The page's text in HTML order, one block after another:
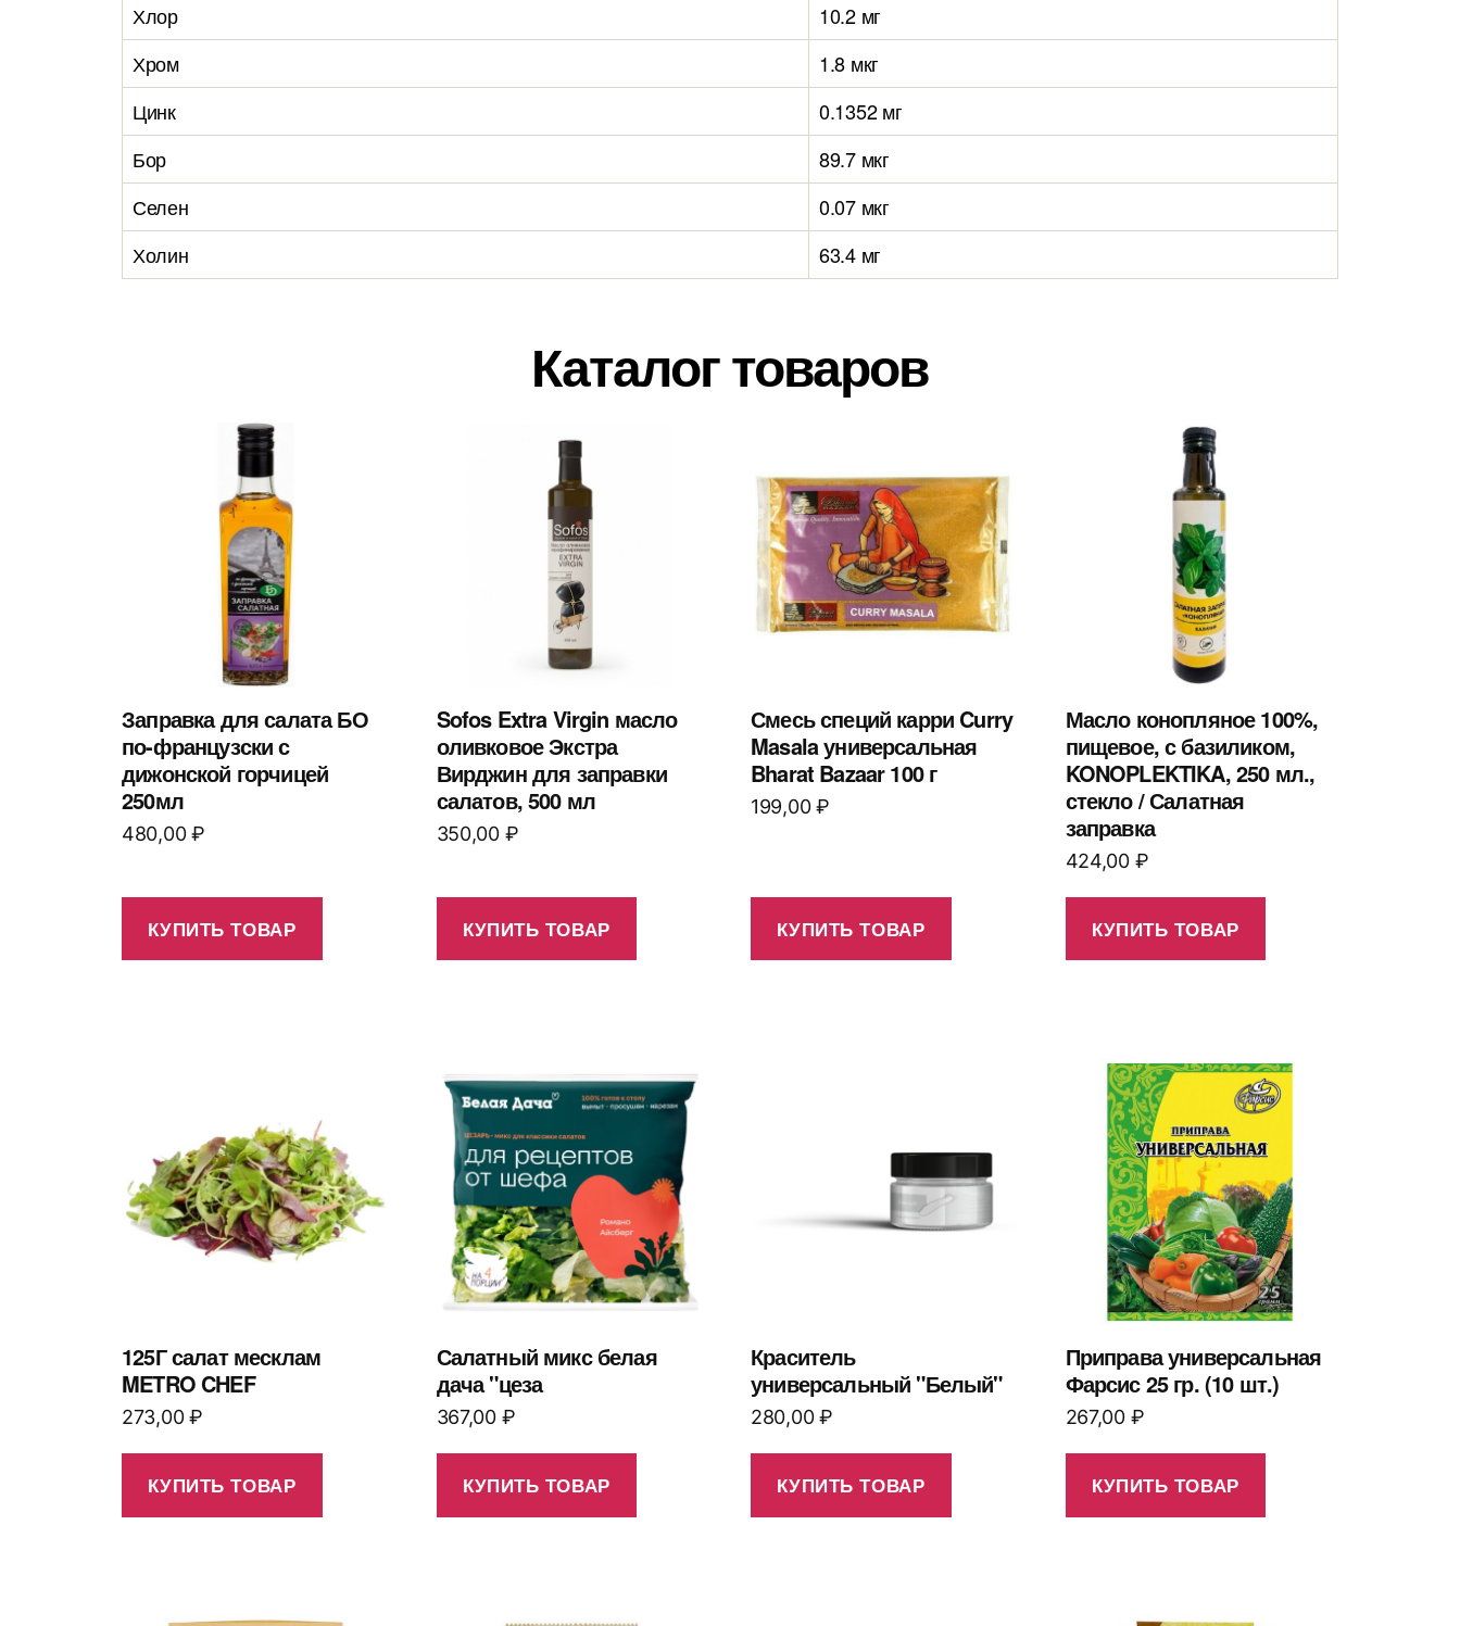
Хлор
10.2 мг
Хром
1.8 мкг
Цинк
0.1352 мг
Бор
89.7 мкг
Селен
0.07 мкг
Холин
63.4 мг
Каталог товаров
Заправка для салата БО
по-французски с
дижонской горчицей
250мл
480,00₽
КУПИТЬ ТОВАР
Sofos Extra Virgin масло
оливковое Экстра
Вирджин для заправки
салатов, 500 мл
350,00 ₽
КУПИТЬ ТОВАР
Смесь специй карри Curry
Masala универсальная
Bharat Bazaar 100 г
199,00₽
КУПИТЬ ТОВАР
Масло конопляное 100%,
пищевое, с базиликом,
KONOPLEKTIKA, 250 мл.,
стекло / Салатная
заправка
424,00 ₽
КУПИТЬ ТОВАР
125Г салат месклам
METRO CHEF
273,00₽
КУПИТЬ ТОВАР
Салатный микс белая
дача "цеза
367,00 ₽
КУПИТЬ ТОВАР
Краситель
универсальный "Белый"
280,00₽
КУПИТЬ ТОВАР
Приправа универсальная
Фарсис 25 гр. (10 шт.)
267,00 ₽
КУПИТЬ ТОВАР